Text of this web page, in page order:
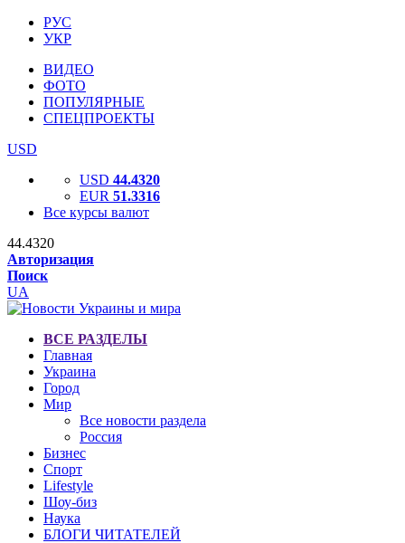
РУС
УКР
ВИДЕО
ФОТО
ПОПУЛЯРНЫЕ
СПЕЦПРОЕКТЫ
USD
USD 44.4320
EUR 51.3316
Все курсы валют
44.4320
Авторизация
Поиск
UA
ВСЕ РАЗДЕЛЫ
Главная
Украина
Город
Мир
Все новости раздела
Россия
Бизнес
Спорт
Lifestyle
Шоу-биз
Наука
БЛОГИ ЧИТАТЕЛЕЙ